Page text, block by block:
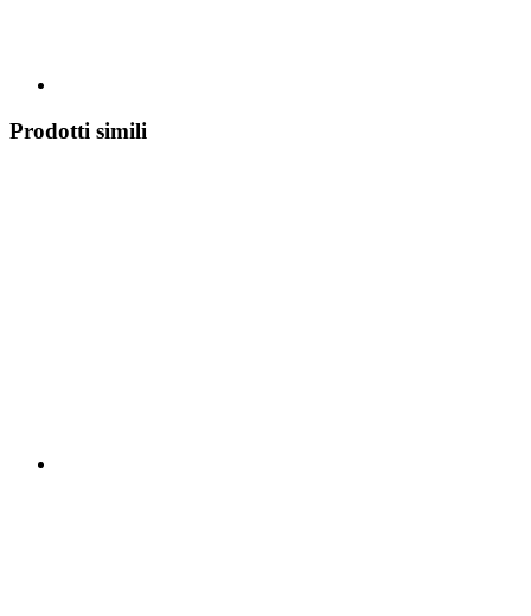
Prodotti simili